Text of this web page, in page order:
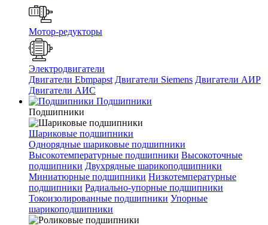
Мотор-редукторы
Электродвигатели
Двигатели Ebmpapst Двигатели Siemens Двигатели АИР
Двигатели АИС
Подшипники
Подшипники
Шариковые подшипники
Однорядные шариковые подшипники
Высокотемпературные подшипники Высокоточные
подшипники Двухрядные шарикоподшипники
Миниатюрные подшипники Низкотемпературные
подшипники Радиально-упорные подшипники
Токоизолированные подшипники Упорные
шарикоподшипники